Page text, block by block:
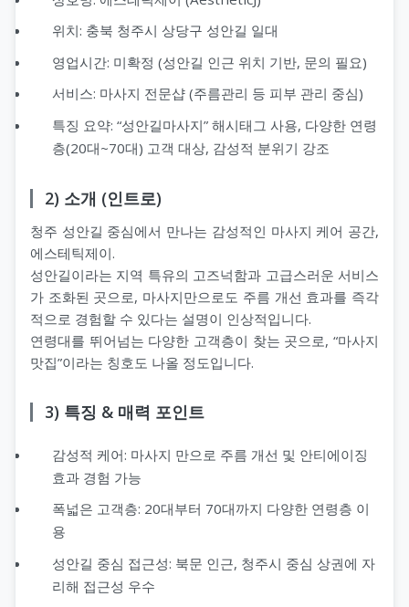
위치: 충북 청주시 상당구 성안길 일대
영업시간: 미확정 (성안길 인근 위치 기반, 문의 필요)
서비스: 마사지 전문샵 (주름관리 등 피부 관리 중심)
특징 요약: “성안길마사지” 해시태그 사용, 다양한 연령
층(20대~70대) 고객 대상, 감성적 분위기 강조
2) 소개 (인트로)
청주 성안길 중심에서 만나는 감성적인 마사지 케어 공간,
에스테틱제이.
성안길이라는 지역 특유의 고즈넉함과 고급스러운 서비스
가 조화된 곳으로, 마사지만으로도 주름 개선 효과를 즉각
적으로 경험할 수 있다는 설명이 인상적입니다.
연령대를 뛰어넘는 다양한 고객층이 찾는 곳으로, “마사지
맛집”이라는 칭호도 나올 정도입니다.
3) 특징 & 매력 포인트
감성적 케어: 마사지 만으로 주름 개선 및 안티에이징
효과 경험 가능
폭넓은 고객층: 20대부터 70대까지 다양한 연령층 이
용
성안길 중심 접근성: 북문 인근, 청주시 중심 상권에 자
리해 접근성 우수